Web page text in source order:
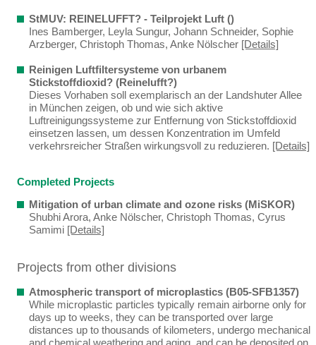
StMUV: REINELUFFT? - Teilprojekt Luft ()
Ines Bamberger, Leyla Sungur, Johann Schneider, Sophie
Arzberger, Christoph Thomas, Anke Nölscher [Details]
Reinigen Luftfiltersysteme von urbanem
Stickstoffdioxid? (Reinelufft?)
Dieses Vorhaben soll exemplarisch an der Landshuter Allee
in München zeigen, ob und wie sich aktive
Luftreinigungssysteme zur Entfernung von Stickstoffdioxid
einsetzen lassen, um dessen Konzentration im Umfeld
verkehrsreicher Straßen wirkungsvoll zu reduzieren. [Details]
Completed Projects
Mitigation of urban climate and ozone risks (MiSKOR)
Shubhi Arora, Anke Nölscher, Christoph Thomas, Cyrus
Samimi [Details]
Projects from other divisions
Atmospheric transport of microplastics (B05-SFB1357)
While microplastic particles typically remain airborne only for
days up to weeks, they can be transported over large
distances up to thousands of kilometers, undergo mechanical
and chemical weathering and aging, and can be deposited on